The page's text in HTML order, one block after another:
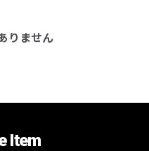
りません
Item